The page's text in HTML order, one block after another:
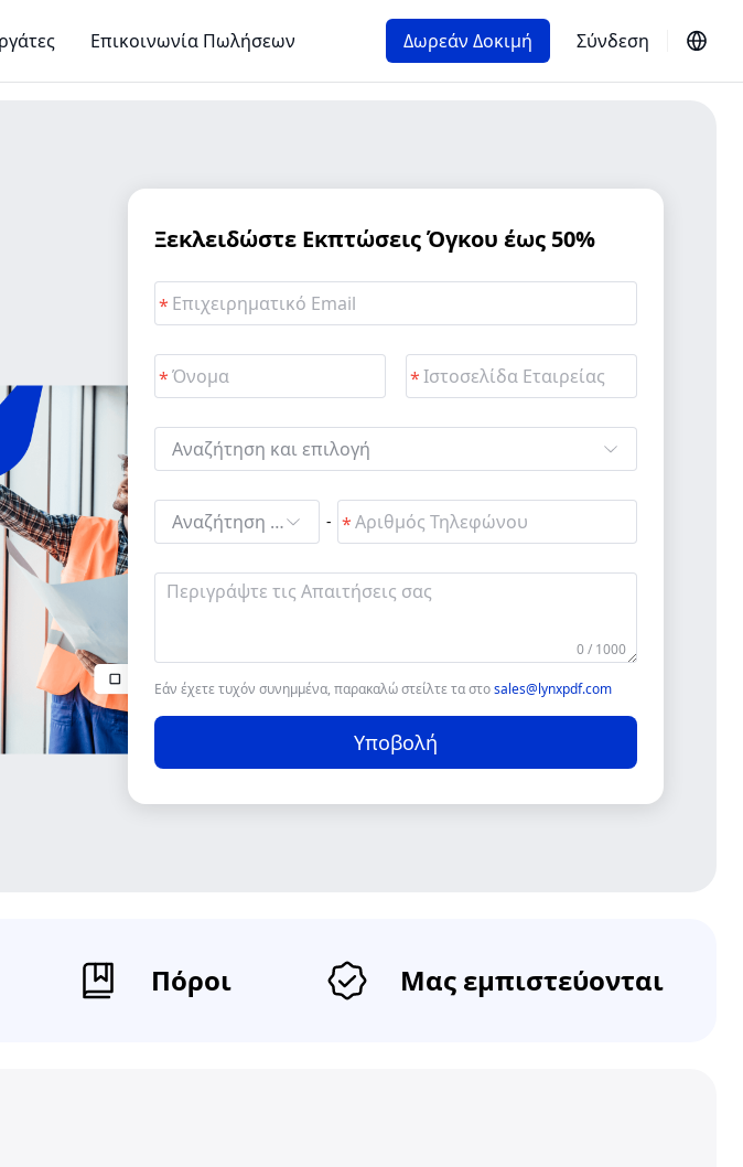
Επικοινωνία Πωλήσεων Δωρεάν Δοκιμή Σύνδεση
Ξεκλειδώστε Εκπτώσεις Όγκου έως 50%
Αναζήτηση και επιλογή
Αναζήτηση και επιλογή -
0 / 1000
Εάν έχετε τυχόν συνημμένα, παρακαλώ στείλτε τα στοsales@lynxpdf.com
Υποβολή
Πόροι Μας εμπιστεύονται